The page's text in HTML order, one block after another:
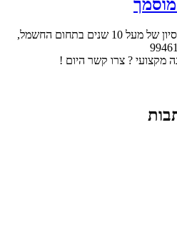
בתחום החשמל,
מקצועי ? צרו קשר היום !